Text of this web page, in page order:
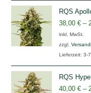
RQS
38,00€ –
inkl. MwSt.
zzgl.
Lieferzeit:3-
RQS
40,00€ –